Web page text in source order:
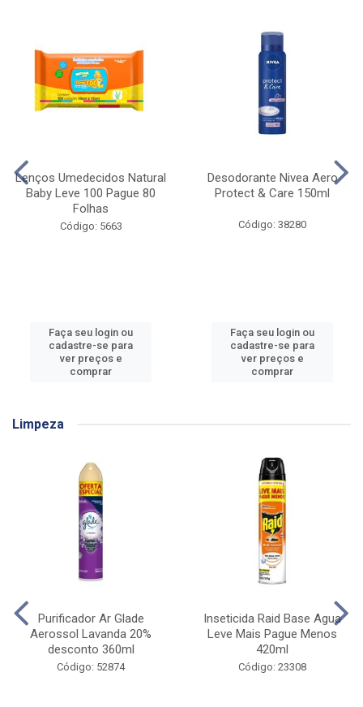
Lenços Umedecidos Natural
Baby Leve 100 Pague 80
Folhas
Código: 5663
Faça seu login ou
cadastre-se para
ver preços e
comprar
Desodorante Nivea Aero
Protect & Care 150ml
Código: 38280
Faça seu login ou
cadastre-se para
ver preços e
comprar
Limpeza
Purificador Ar Glade
Aerossol Lavanda 20%
desconto 360ml
Código: 52874
Inseticida Raid Base Agua
Leve Mais Pague Menos
420ml
Código: 23308